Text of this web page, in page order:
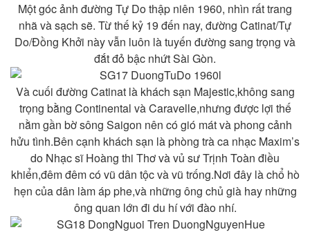
Một góc ảnh đường Tự Do thập niên 1960, nhìn rất trang
nhã và sạch sẽ. Từ thế kỷ 19 đến nay, đường Catinat/Tự
Do/Đồng Khởi này vẫn luôn là tuyến đường sang trọng và
đắt đỏ bậc nhứt Sài Gòn.
Và cuối đường Catinat là khách sạn Majestic,không sang
trọng bằng Continental và Caravelle,nhưng được lợi thế
nằm gần bờ sông Saigon nên có gió mát và phong cảnh
hửu tình.Bên cạnh khách sạn là phòng trà ca nhạc Maxim’s
do Nhạc sĩ Hoàng thi Thơ và vủ sư Trịnh Toàn điều
khiển,đêm đêm có vũ dân tộc và vũ trống.Nơi đây là chổ hò
hẹn của dân làm áp phe,và những ông chủ già hay những
ông quan lớn đi du hí với đào nhí.